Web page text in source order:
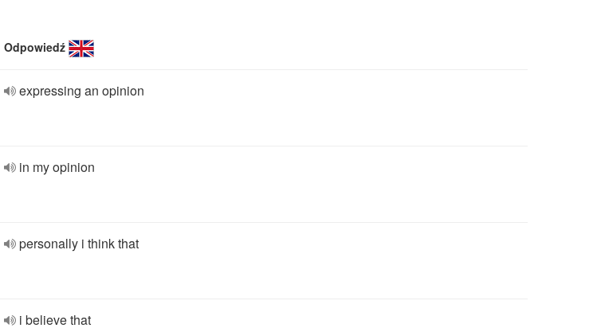
Odpowiedź
expressing an opinion
in my opinion
personally i think that
i believe that